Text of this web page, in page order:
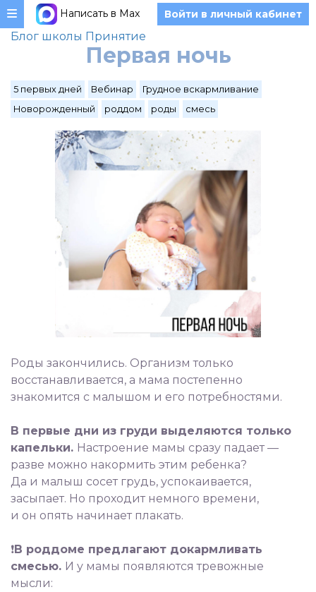
Написать в Max Войти в личный кабинет
Блог школы Принятие
Первая ночь
5 первых дней Вебинар
Грудное вскармливание
Новорожденный
роддом роды смесь
Роды закончились. Организм только
восстанавливается, а мама постепенно
знакомится с малышом и его потребностями.
В первые дни из груди выделяются только
капельки. Настроение мамы сразу падает —
разве можно накормить этим ребенка?
Да и малыш сосет грудь, успокаивается,
засыпает. Но проходит немного времени,
и он опять начинает плакать.
❗️В роддоме предлагают докармливать
смесью. И у мамы появляются тревожные
мысли: